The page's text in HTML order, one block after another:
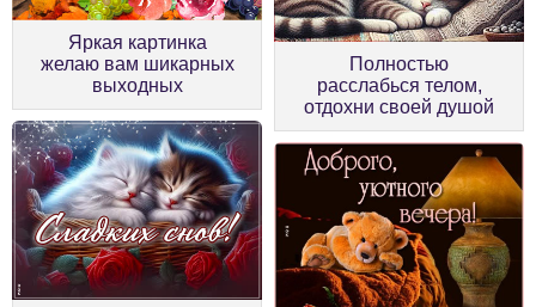
Яркая картинка
желаю вам шикарных
выходных
Полностью
расслабься телом,
отдохни своей душой